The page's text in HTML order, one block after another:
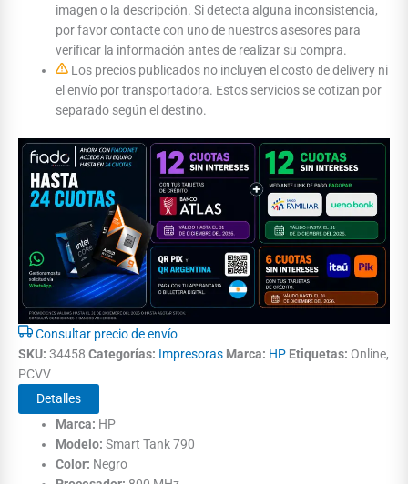
imagen o la descripción. Si detecta alguna inconsistencia,
por favor contacte con uno de nuestros asesores para
verificar la información antes de realizar su compra.
Los precios publicados no incluyen el costo de delivery ni
el envío por transportadora. Estos servicios se cotizan por
separado según el destino.
Consultar precio de envío
SKU: 34458 Categorías: Impresoras Marca: HP Etiquetas: Online,
PCVV
Detalles
Marca: HP
Modelo: Smart Tank 790
Color: Negro